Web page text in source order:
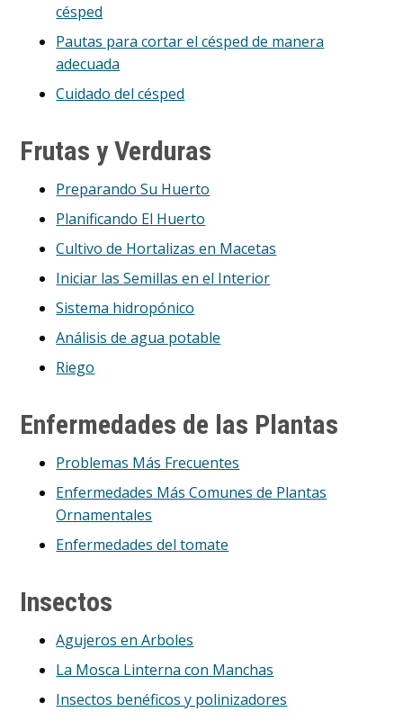
césped
Pautas para cortar el césped de manera
adecuada
Cuidado del césped
Frutas y Verduras
Preparando Su Huerto
Planificando El Huerto
Cultivo de Hortalizas en Macetas
Iniciar las Semillas en el Interior
Sistema hidropónico
Análisis de agua potable
Riego
Enfermedades de las Plantas
Problemas Más Frecuentes
Enfermedades Más Comunes de Plantas
Ornamentales
Enfermedades del tomate
Insectos
Agujeros en Arboles
La Mosca Linterna con Manchas
Insectos benéficos y polinizadores